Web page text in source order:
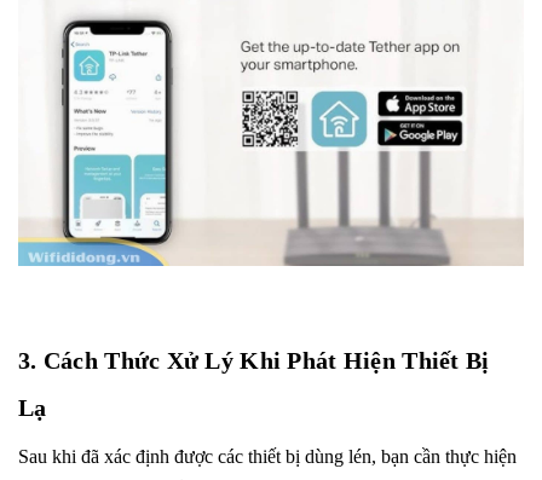
3. Cách Thức Xử Lý Khi Phát Hiện Thiết Bị
Lạ
Sau khi đã xác định được các thiết bị dùng lén, bạn cần thực hiện